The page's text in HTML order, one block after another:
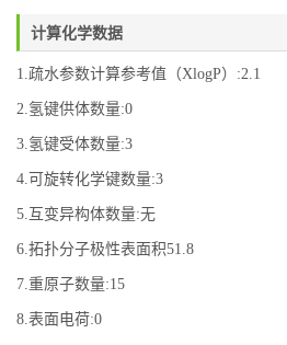
计算化学数据
1.疏水参数计算参考值（XlogP）:2.1
2.氢键供体数量:0
3.氢键受体数量:3
4.可旋转化学键数量:3
5.互变异构体数量:无
6.拓扑分子极性表面积51.8
7.重原子数量:15
8.表面电荷:0